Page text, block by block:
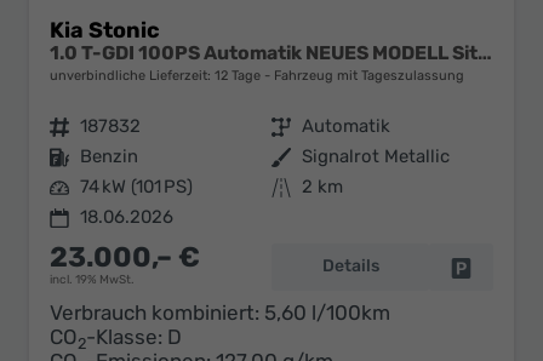
Kia Stonic
1.0 T-GDI 100PS Automatik NEUES MODELL Sitzheizung Lenkradheizung PDC v+h Rückf.Kamera Klima Bluetooth Touchscreen Apple CarPlay Android Auto Tempomat
unverbindliche Lieferzeit: 12 Tage Fahrzeug mit Tageszulassung
Fahrzeugnr. 187832 Getriebe Automatik
Kraftstoff Benzin Außenfarbe Signalrot Metallic
Leistung 74 kW (101 PS) Kilometerstand
2 km
18.06.2026
23.000,– €
incl. 19% MwSt.
Details
Verbrauch kombiniert: 5,60 l/100km
CO2-Klasse: D